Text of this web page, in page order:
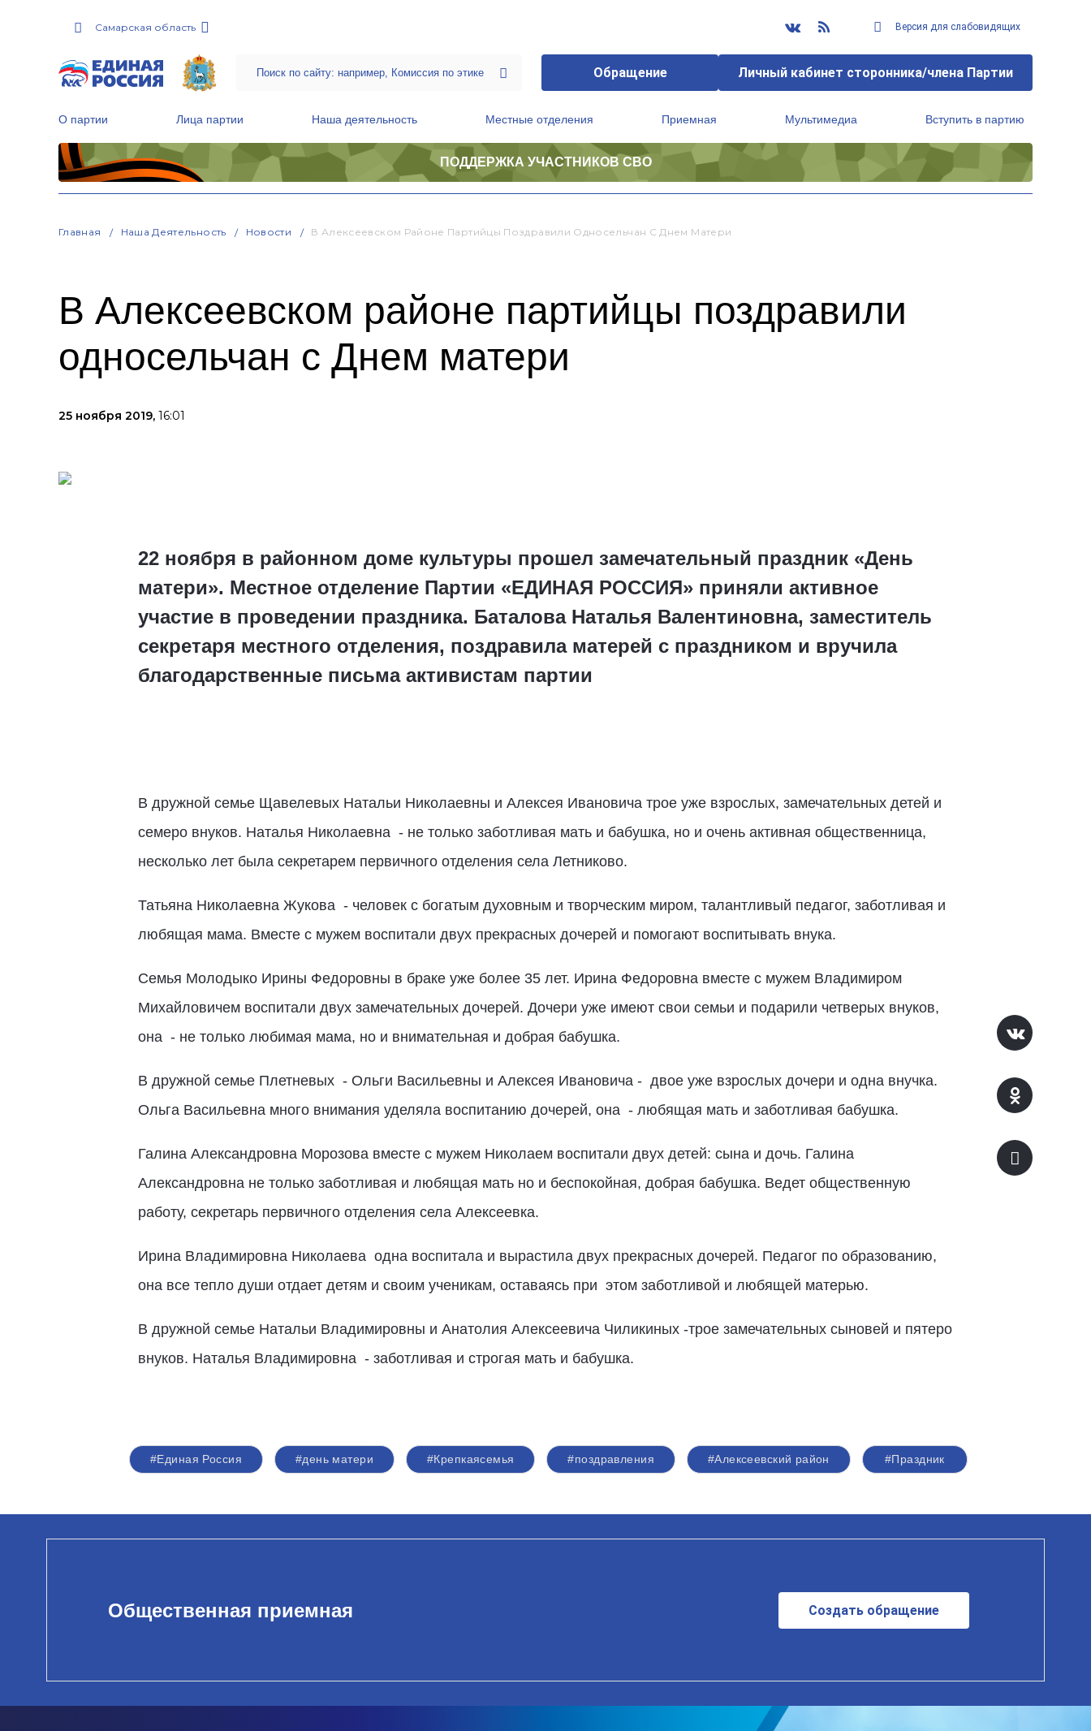
Самарская область Версия для слабовидящих
Обращение Личный кабинет сторонника/члена Партии
О партии Лица партии Наша деятельность Местные отделения Приемная Мультимедиа Вступить в партию
ПОДДЕРЖКА УЧАСТНИКОВ СВО
Главная Наша Деятельность Новости В Алексеевском Районе Партийцы Поздравили Односельчан С Днем Матери
В Алексеевском районе партийцы поздравили
односельчан с Днем матери
25 ноября 2019, 16:01
22 ноября в районном доме культуры прошел замечательный праздник «День
матери». Местное отделение Партии «ЕДИНАЯ РОССИЯ» приняли активное
участие в проведении праздника. Баталова Наталья Валентиновна, заместитель
секретаря местного отделения, поздравила матерей с праздником и вручила
благодарственные письма активистам партии
В дружной семье Щавелевых Натальи Николаевны и Алексея Ивановича трое уже взрослых, замечательных детей и
семеро внуков. Наталья Николаевна - не только заботливая мать и бабушка, но и очень активная общественница,
несколько лет была секретарем первичного отделения села Летниково.
Татьяна Николаевна Жукова - человек с богатым духовным и творческим миром, талантливый педагог, заботливая и
любящая мама. Вместе с мужем воспитали двух прекрасных дочерей и помогают воспитывать внука.
Семья Молодыко Ирины Федоровны в браке уже более 35 лет. Ирина Федоровна вместе с мужем Владимиром
Михайловичем воспитали двух замечательных дочерей. Дочери уже имеют свои семьи и подарили четверых внуков,
она - не только любимая мама, но и внимательная и добрая бабушка.
В дружной семье Плетневых - Ольги Васильевны и Алексея Ивановича - двое уже взрослых дочери и одна внучка.
Ольга Васильевна много внимания уделяла воспитанию дочерей, она - любящая мать и заботливая бабушка.
Галина Александровна Морозова вместе с мужем Николаем воспитали двух детей: сына и дочь. Галина
Александровна не только заботливая и любящая мать но и беспокойная, добрая бабушка. Ведет общественную
работу, секретарь первичного отделения села Алексеевка.
Ирина Владимировна Николаева одна воспитала и вырастила двух прекрасных дочерей. Педагог по образованию,
она все тепло души отдает детям и своим ученикам, оставаясь при этом заботливой и любящей матерью.
В дружной семье Натальи Владимировны и Анатолия Алексеевича Чиликиных -трое замечательных сыновей и пятеро
внуков. Наталья Владимировна - заботливая и строгая мать и бабушка.
#Единая Россия #день матери #Крепкаясемья #поздравления #Алексеевский район #Праздник
Общественная приемная Создать обращение